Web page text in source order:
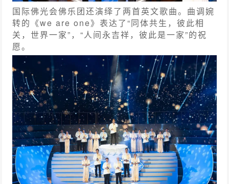
国际佛光会佛乐团还演绎了两首英文歌曲。曲调婉
转的《we are one》表达了“同体共生，彼此相
关，世界一家”，“人间永吉祥，彼此是一家”的祝
愿。